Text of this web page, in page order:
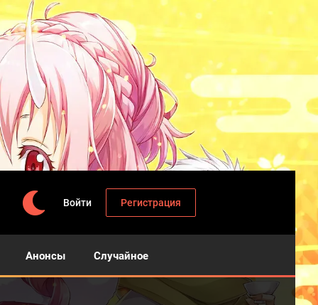
Войти Регистрация
Анонсы Случайное